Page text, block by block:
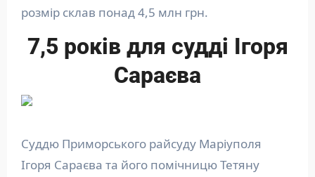
розмір склав понад 4,5 млн грн.
7,5 років для судді Ігоря
Сараєва
Суддю Приморського райсуду Маріуполя
Ігоря Сараєва та його помічницю Тетяну